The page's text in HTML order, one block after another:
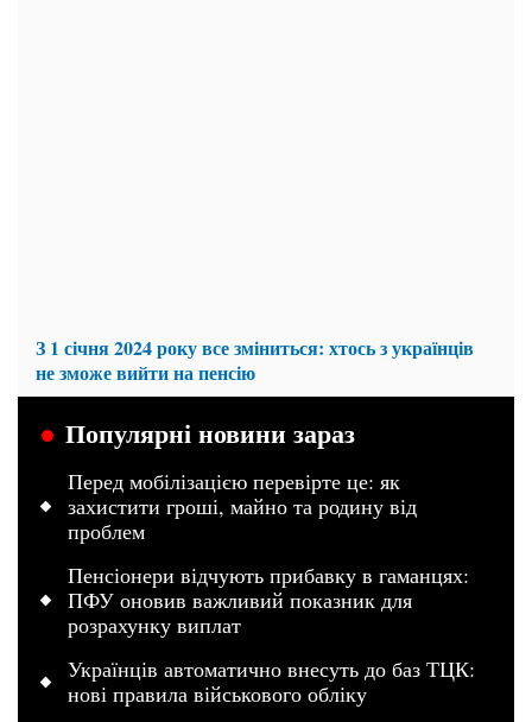
З 1 січня 2024 року все зміниться: хтось з українців
не зможе вийти на пенсію
Популярні новини зараз
Перед мобілізацією перевірте це: як
захистити гроші, майно та родину від
проблем
Пенсіонери відчують прибавку в гаманцях:
ПФУ оновив важливий показник для
розрахунку виплат
Українців автоматично внесуть до баз ТЦК:
нові правила військового обліку